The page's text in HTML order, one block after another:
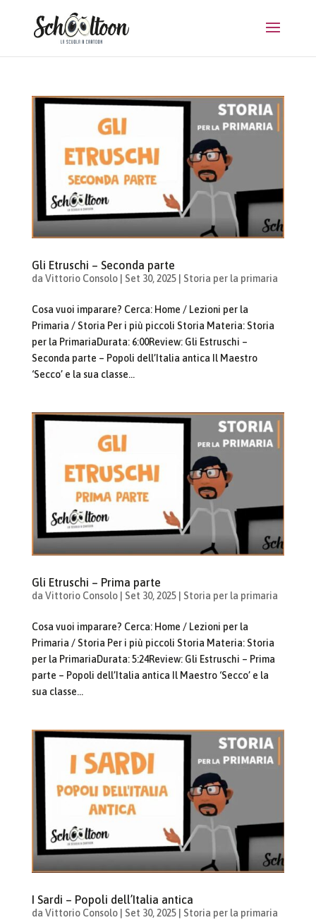
Gli Etruschi – Seconda parte
da Vittorio Consolo| Set 30, 2025| Storia per la primaria
Cosa vuoi imparare? Cerca: Home / Lezioni per la
Primaria / Storia Per i più piccoli Storia Materia: Storia
per la PrimariaDurata: 6:00Review: Gli Estruschi –
Seconda parte – Popoli dell’Italia antica Il Maestro
‘Secco’ e la sua classe...
Gli Etruschi – Prima parte
da Vittorio Consolo| Set 30, 2025| Storia per la primaria
Cosa vuoi imparare? Cerca: Home / Lezioni per la
Primaria / Storia Per i più piccoli Storia Materia: Storia
per la PrimariaDurata: 5:24Review: Gli Estruschi – Prima
parte – Popoli dell’Italia antica Il Maestro ‘Secco’ e la
sua classe...
I Sardi – Popoli dell’Italia antica
da Vittorio Consolo| Set 30, 2025| Storia per la primaria